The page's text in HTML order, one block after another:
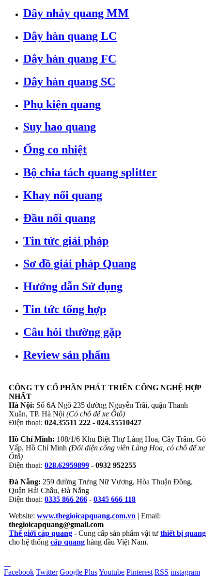
Dây nhảy quang MM
Dây hàn quang LC
Dây hàn quang FC
Dây hàn quang SC
Phụ kiện quang
Suy hao quang
Ống co nhiệt
Bộ chia tách quang splitter
Khay nối quang
Đầu nối quang
Tin tức giải pháp
Sơ đồ giải pháp Quang
Hướng dẫn Sử dụng
Tin tức tổng hợp
Câu hỏi thường gặp
Review sản phẩm
CÔNG TY CỔ PHẦN PHÁT TRIỂN CÔNG NGHỆ HỢP
NHẤT
Hà Nội: Số 6A Ngõ 235 đường Nguyễn Trãi, quận Thanh
Xuân, TP. Hà Nội (Có chỗ để xe Ôtô)
Điện thoại: 024.35511 222 - 024.35510427
Hồ Chí Minh: 108/1/6 Khu Biệt Thự Làng Hoa, Cây Trâm, Gò
Vấp, Hồ Chí Minh (Đối diện công viên Làng Hoa, có chỗ để xe
Ôtô)
Điện thoại: 028.62959899 - 0932 952255
Đà Nẵng: 259 đường Trưng Nữ Vương, Hòa Thuận Đông,
Quận Hải Châu, Đà Nẵng
Điện thoại: 0335 866 266 - 0345 666 118
Website: www.thegioicapquang.com.vn | Email:
thegioicapquang@gmail.com
Thế giới cáp quang - Cung cấp sản phẩm vật tư thiết bị quang
cho hệ thống cáp quang hàng đầu Việt Nam.
Facebook Twitter Google PlusYoutube Pinterest RSS instagram